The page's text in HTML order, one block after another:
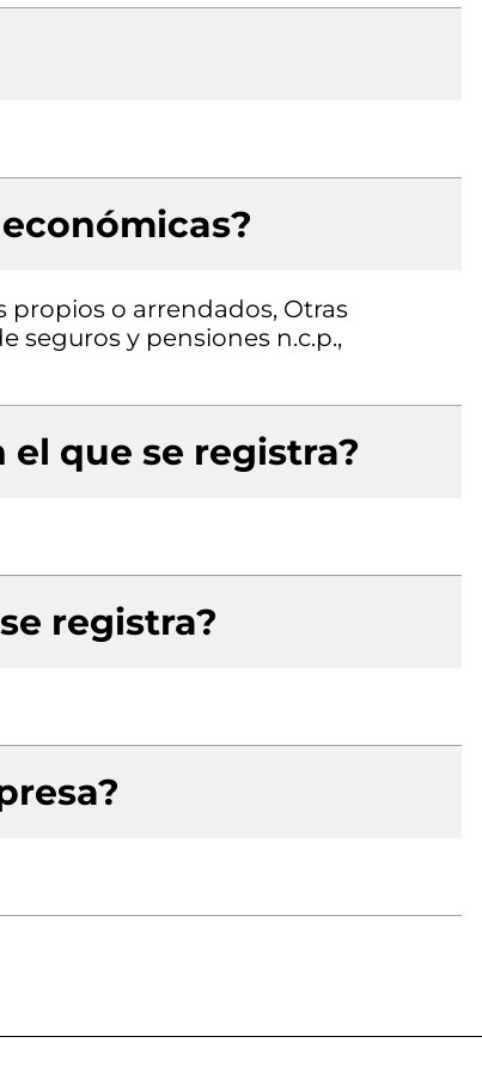
propios o arrendados, Otras
seguros y pensiones n.c.p.,
que se registra?
registra?